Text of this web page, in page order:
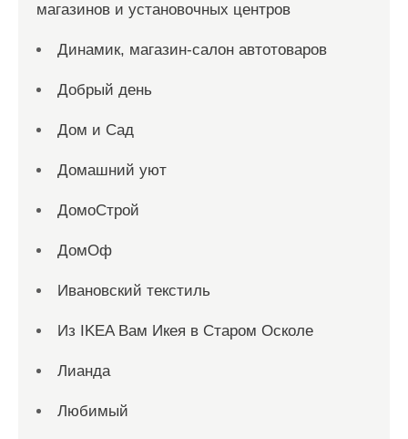
магазинов и установочных центров
Динамик, магазин-салон автотоваров
Добрый день
Дом и Сад
Домашний уют
ДомоСтрой
ДомОф
Ивановский текстиль
Из IKEA Вам Икея в Старом Осколе
Лианда
Любимый